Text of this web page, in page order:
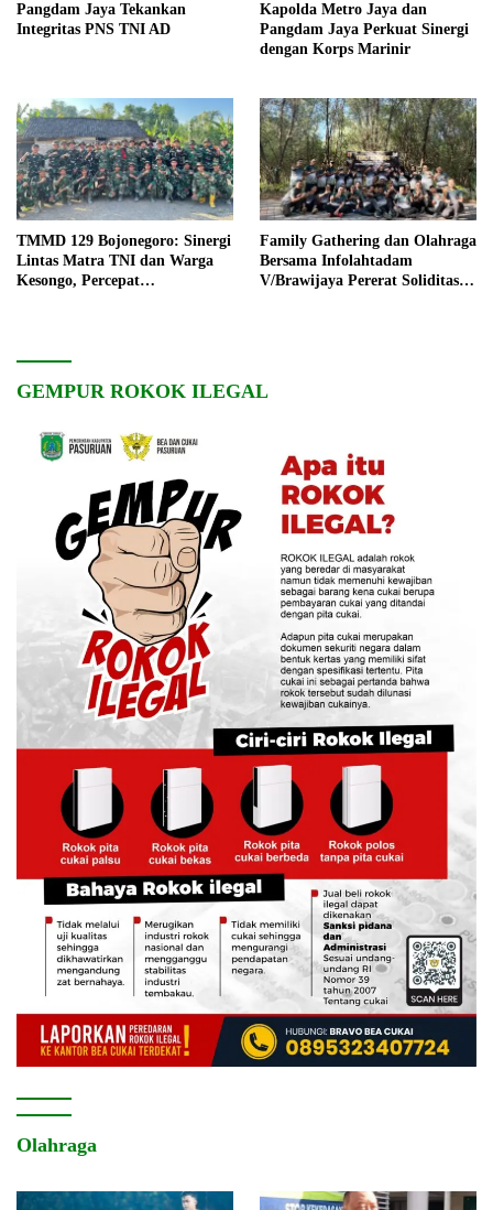
Pangdam Jaya Tekankan
Integritas PNS TNI AD
Kapolda Metro Jaya dan
Pangdam Jaya Perkuat Sinergi
dengan Korps Marinir
TMMD 129 Bojonegoro: Sinergi
Lintas Matra TNI dan Warga
Kesongo, Percepat
Family Gathering dan Olahraga
Bersama Infolahtadam
V/Brawijaya Pererat Soliditas
GEMPUR ROKOK ILEGAL
Olahraga